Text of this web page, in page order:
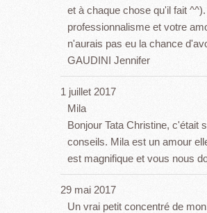
et à chaque chose qu'il fait
professionnalisme et votre
n'aurais pas eu la chance
GAUDINI Jennifer
1 juillet 2017
Mila
Bonjour Tata Christine, c'était
conseils. Mila est un amour
est magnifique et vous nous
29 mai 2017
Un vrai petit concentré de